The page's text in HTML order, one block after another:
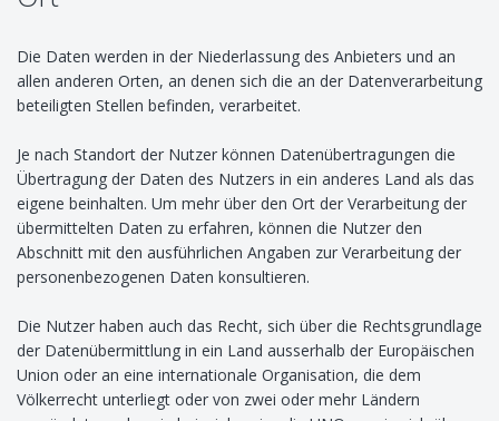
Die Daten werden in der Niederlassung des Anbieters und an
allen anderen Orten, an denen sich die an der Datenverarbeitung
beteiligten Stellen befinden, verarbeitet.
Je nach Standort der Nutzer können Datenübertragungen die
Übertragung der Daten des Nutzers in ein anderes Land als das
eigene beinhalten. Um mehr über den Ort der Verarbeitung der
übermittelten Daten zu erfahren, können die Nutzer den
Abschnitt mit den ausführlichen Angaben zur Verarbeitung der
personenbezogenen Daten konsultieren.
Die Nutzer haben auch das Recht, sich über die Rechtsgrundlage
der Datenübermittlung in ein Land ausserhalb der Europäischen
Union oder an eine internationale Organisation, die dem
Völkerrecht unterliegt oder von zwei oder mehr Ländern